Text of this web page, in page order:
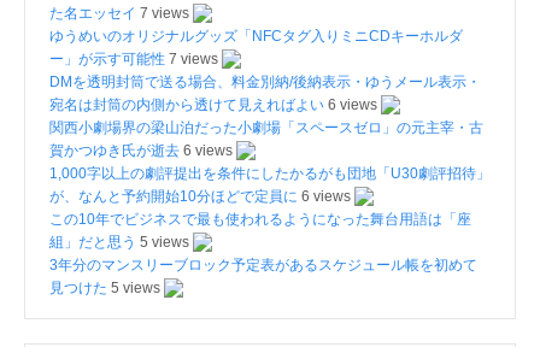
た名エッセイ 7 views
ゆうめいのオリジナルグッズ「NFCタグ入りミニCDキーホルダ
ー」が示す可能性 7 views
DMを透明封筒で送る場合、料金別納/後納表示・ゆうメール表示・
宛名は封筒の内側から透けて見えればよい 6 views
関西小劇場界の梁山泊だった小劇場「スペースゼロ」の元主宰・古
賀かつゆき氏が逝去 6 views
1,000字以上の劇評提出を条件にしたかるがも団地「U30劇評招待」
が、なんと予約開始10分ほどで定員に 6 views
この10年でビジネスで最も使われるようになった舞台用語は「座
組」だと思う 5 views
3年分のマンスリーブロック予定表があるスケジュール帳を初めて
見つけた 5 views